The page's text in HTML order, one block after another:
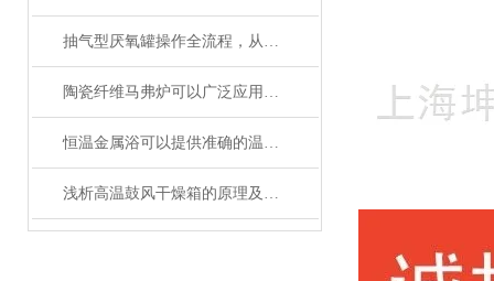
抽气型厌氧罐操作全流程，从设备准备到微生物培养的标准化指南
陶瓷纤维马弗炉可以广泛应用于高温工艺
恒温金属浴可以提供准确的温度控制和恒温条件
浅析高温鼓风干燥箱的原理及应用领域